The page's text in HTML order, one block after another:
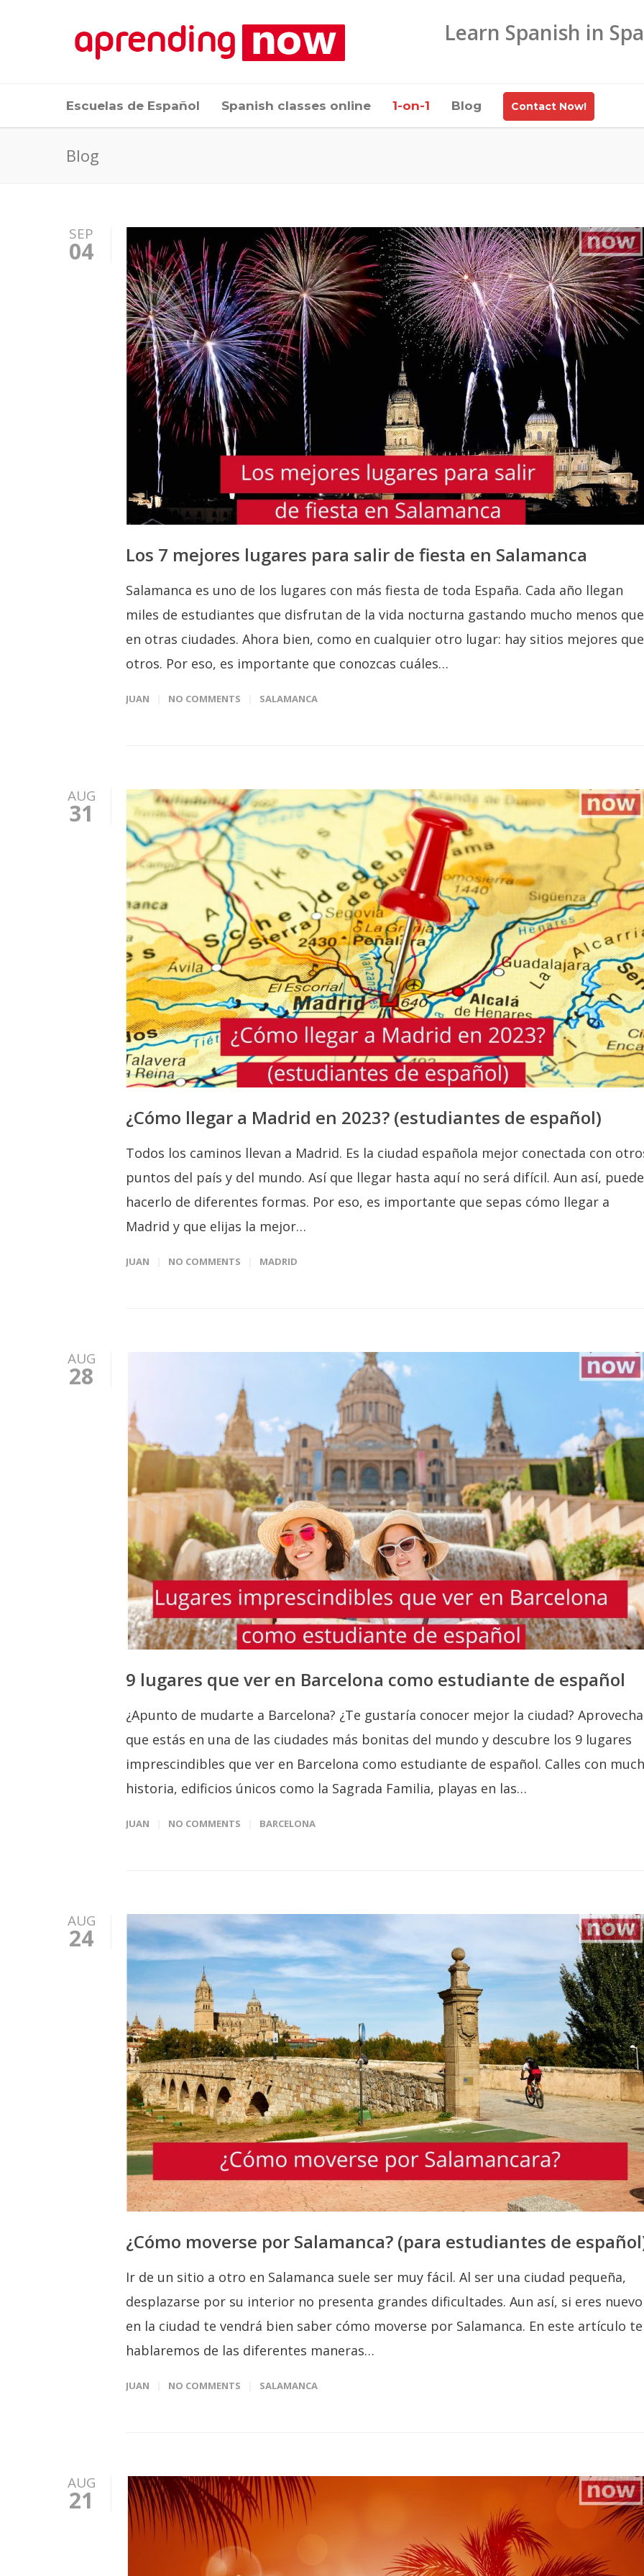
Learn Spanish in
Escuelas de Español Spanish classes online 1-on-1 Blog Contact Now!
Blog
SEP
04
Los 7 mejores lugares para salir de fiesta en Salamanca
Salamanca es uno de los lugares con más fiesta de toda España. Cada año llegan
miles de estudiantes que disfrutan de la vida nocturna gastando mucho menos que
en otras ciudades. Ahora bien, como en cualquier otro lugar: hay sitios mejores que
otros. Por eso, es importante que conozcas cuáles…
JUAN NO COMMENTS SALAMANCA
AUG
31
¿Cómo llegar a Madrid en 2023? (estudiantes de español)
Todos los caminos llevan a Madrid. Es la ciudad española mejor conectada con
puntos del país y del mundo. Así que llegar hasta aquí no será difícil. Aun así,
hacerlo de diferentes formas. Por eso, es importante que sepas cómo llegar a
Madrid y que elijas la mejor…
JUAN NO COMMENTS MADRID
AUG
28
9 lugares que ver en Barcelona como estudiante de español
¿Apunto de mudarte a Barcelona? ¿Te gustaría conocer mejor la ciudad? Aprovecha
que estás en una de las ciudades más bonitas del mundo y descubre los 9 lugares
imprescindibles que ver en Barcelona como estudiante de español. Calles con
historia, edificios únicos como la Sagrada Familia, playas en las…
JUAN NO COMMENTS BARCELONA
AUG
24
¿Cómo moverse por Salamanca? (para estudiantes de
Ir de un sitio a otro en Salamanca suele ser muy fácil. Al ser una ciudad pequeña,
desplazarse por su interior no presenta grandes dificultades. Aun así, si eres nuevo
en la ciudad te vendrá bien saber cómo moverse por Salamanca. En este artículo te
hablaremos de las diferentes maneras…
JUAN NO COMMENTS SALAMANCA
AUG
21